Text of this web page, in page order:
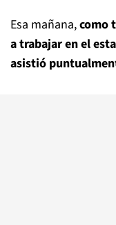
Esa mañana,como
a trabajar en el
asistió